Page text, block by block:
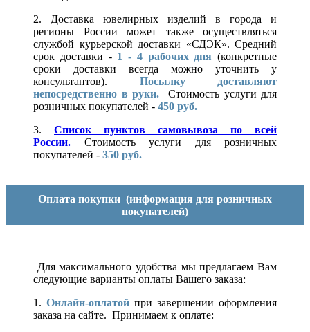
2. Доставка ювелирных изделий в города и
регионы России может также осуществляться
службой курьерской доставки «СДЭК». Средний
срок доставки - 1 - 4 рабочих дня (конкретные
сроки доставки всегда можно уточнить у
консультантов). Посылку доставляют
непосредственно в руки.
Стоимость услуги для
розничных покупателей - 450 руб.
3. Список пунктов самовывоза по всей
России.
Стоимость услуги для розничных
покупателей - 350 руб.
Оплата покупки (информация для розничных
покупателей)
Для максимального удобства мы предлагаем Вам
следующие варианты оплаты Вашего заказа:
1. Онлайн-оплатой при завершении оформления
заказа на сайте. Принимаем к оплате: